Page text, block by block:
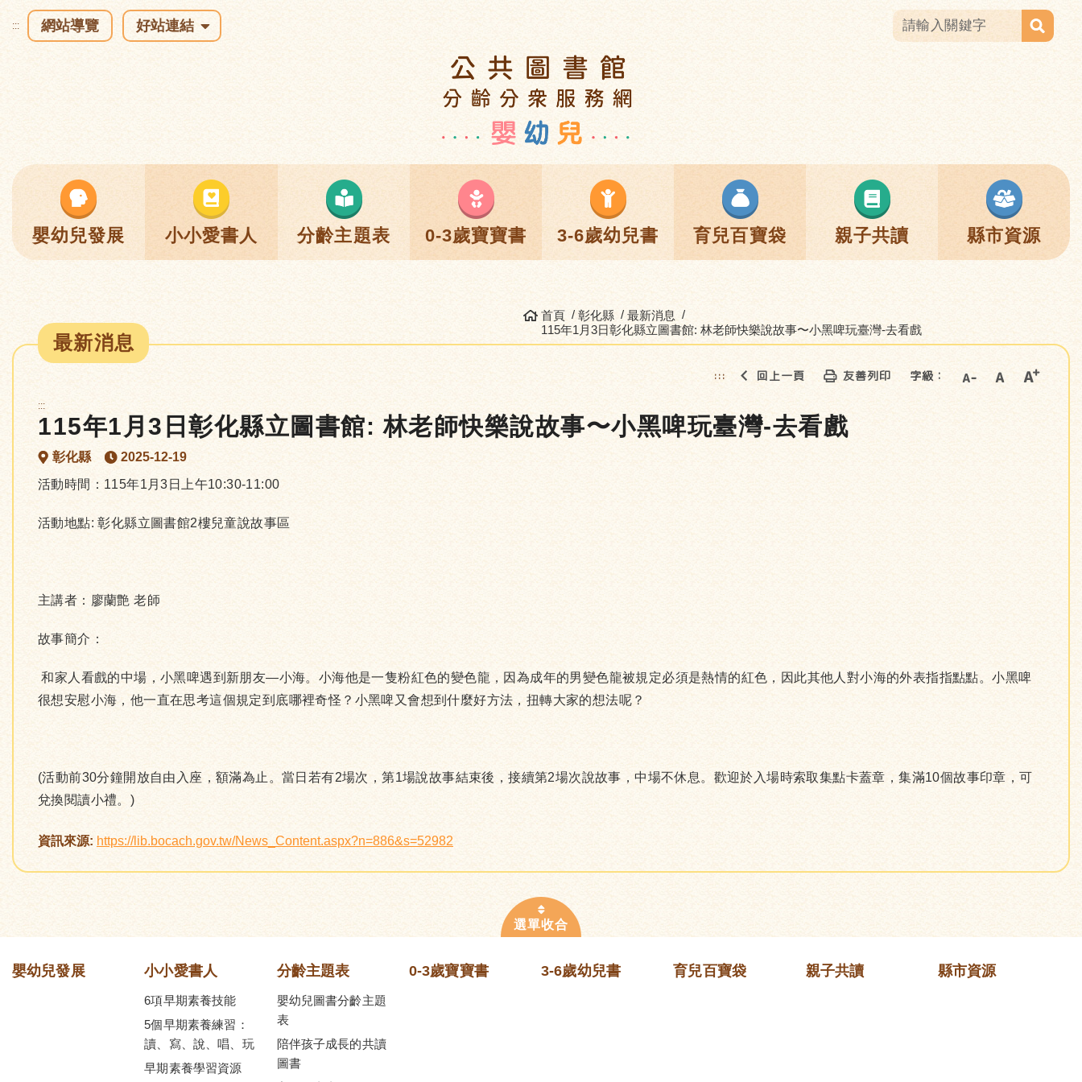
::: 網站導覽 好站連結
嬰幼兒發展 小小愛書人 分齡主題表 0-3歲寶寶書 3-6歲幼兒書 育兒百寶袋 親子共讀 縣市資源
首頁 彰化縣
最新消息
115年1月3日彰化縣立圖書館: 林老師快樂說故事〜小黑啤玩臺灣-去看戲
最新消息
::: 回上一頁 友善列印 字級：
:::
115年1月3日彰化縣立圖書館: 林老師快樂說故事〜小黑啤玩臺灣-去看戲
彰化縣
2025-12-19
活動時間：115年1月3日上午10:30-11:00
活動地點: 彰化縣立圖書館2樓兒童說故事區
主講者：廖蘭艶 老師
故事簡介：
和家人看戲的中場，小黑啤遇到新朋友—小海。小海他是一隻粉紅色的變色龍，因為成年的男變色龍被規定必須是熱情的紅色，因此其他人對小海的外表指指點點。小黑啤
很想安慰小海，他一直在思考這個規定到底哪裡奇怪？小黑啤又會想到什麼好方法，扭轉大家的想法呢？
(活動前30分鐘開放自由入座，額滿為止。當日若有2場次，第1場說故事結束後，接續第2場次說故事，中場不休息。歡迎於入場時索取集點卡蓋章，集滿10個故事印章，可
兌換閱讀小禮。)
資訊來源: https://lib.bocach.gov.tw/News_Content.aspx?n=886&s=52982
嬰幼兒發展 小小愛書人
6項早期素養技能
5個早期素養練習：
讀、寫、說、唱、玩
早期素養學習資源
分齡主題表
嬰幼兒圖書分齡主題
表
陪伴孩子成長的共讀
圖書
0-3歲寶寶書 3-6歲幼兒書 育兒百寶袋 親子共讀 縣市資源